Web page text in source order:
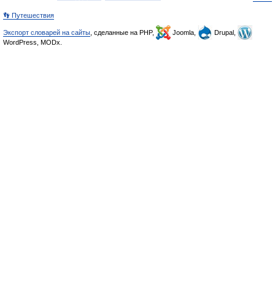
👣 Путешествия
Экспорт словарей на сайты , сделанные на PHP, Joomla,
Drupal,
WordPress, MODx.